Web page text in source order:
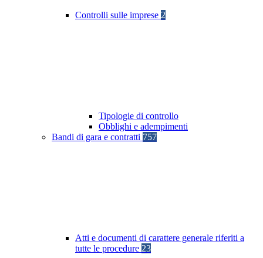
Controlli sulle imprese 2
Tipologie di controllo
Obblighi e adempimenti
Bandi di gara e contratti 757
Atti e documenti di carattere generale riferiti a
tutte le procedure 23